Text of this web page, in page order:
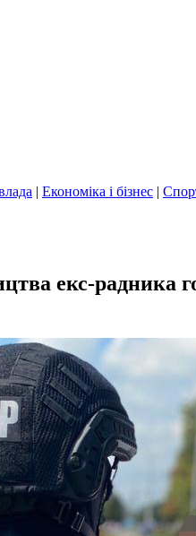
| Економіка і бізнес |
екс-радника